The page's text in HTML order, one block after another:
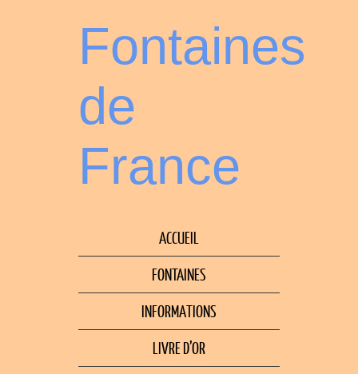
Fontaines
de
France
ACCUEIL
FONTAINES
INFORMATIONS
LIVRE D’OR